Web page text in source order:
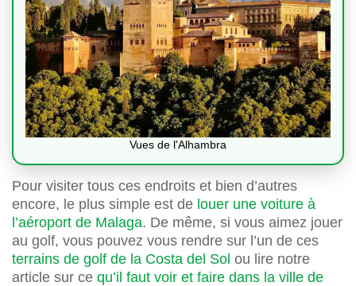
Vues de l'Alhambra
Pour visiter tous ces endroits et bien d’autres
encore, le plus simple est de louer une voiture à
l’aéroport de Malaga. De même, si vous aimez jouer
au golf, vous pouvez vous rendre sur l’un de ces
terrains de golf de la Costa del Sol ou lire notre
article sur ce qu’il faut voir et faire dans la ville de